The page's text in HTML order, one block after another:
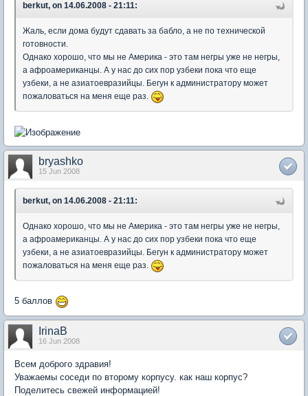
berkut, on 14.06.2008 - 21:11:
Жаль, если дома будут сдавать за бабло, а не по технической
готовности.
Однако хорошо, что мы не Америка - это там негры уже не негры,
а афроамериканцы. А у нас до сих пор узбеки пока что еще
узбеки, а не азиатоевразийцы. Бегун к администратору может
пожаловаться на меня еще раз.
bryashko
15 Jun 2008
berkut, on 14.06.2008 - 21:11:
Однако хорошо, что мы не Америка - это там негры уже не негры,
а афроамериканцы. А у нас до сих пор узбеки пока что еще
узбеки, а не азиатоевразийцы. Бегун к администратору может
пожаловаться на меня еще раз.
5 баллов
IrinaB
16 Jun 2008
Всем доброго здравия!
Уважаемы соседи по второму корпусу. как наш корпус?
Поделитесь свежей информацией!